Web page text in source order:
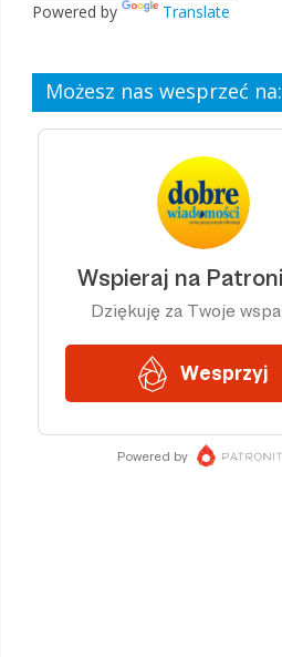
Powered by Translate
Możesz nas wesprzeć na: